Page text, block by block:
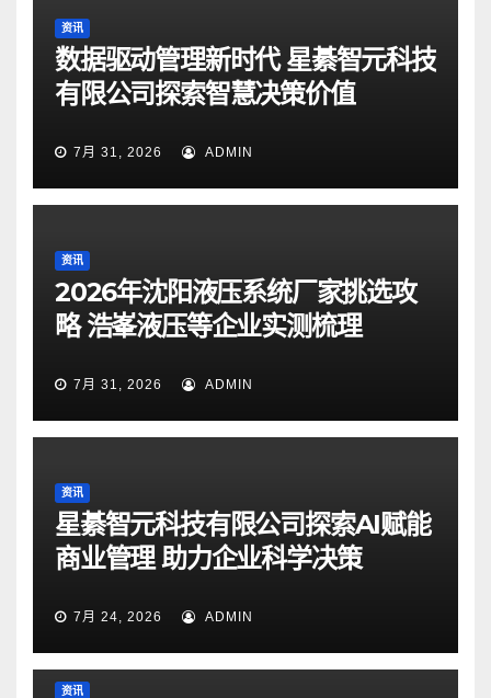
资讯
数据驱动管理新时代 星綦智元科技
有限公司探索智慧决策价值
7月 31, 2026 ADMIN
资讯
2026年沈阳液压系统厂家挑选攻
略 浩峯液压等企业实测梳理
7月 31, 2026 ADMIN
资讯
星綦智元科技有限公司探索AI赋能
商业管理 助力企业科学决策
7月 24, 2026 ADMIN
资讯